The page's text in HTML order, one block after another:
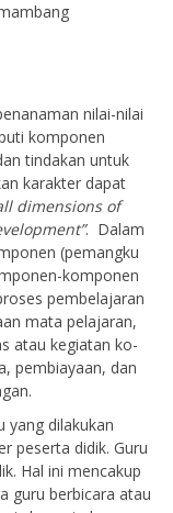
nilai-nilai
komponen
tindakan untuk
karakter dapat
dimensions of
. Dalam
(pemangku
komponen
pembelajaran
mata pelajaran,
atau kegiatan ko-
pembiayaan, dan
yang dilakukan
peserta didik. Guru
Hal ini mencakup
guru berbicara atau